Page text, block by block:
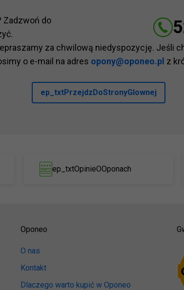
Zadzwoń do
za chwilową niedyspozycję. Jeśli
o e-mail na adres opony@oponeo.pl z
ep_txtPrzejdzDoStronyGlownej
ep_txtOpinieOOponach
Oponeo
O nas
Kontakt
Dlaczego warto kupić w Oponeo